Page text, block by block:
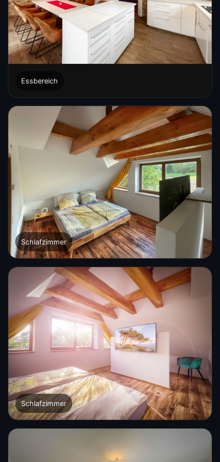
Essbereich
Schlafzimmer
Schlafzimmer